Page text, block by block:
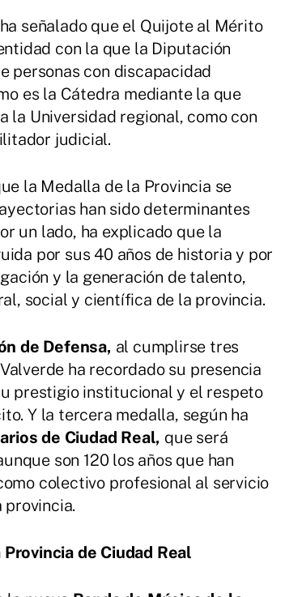
señalado que el Quijote al Mérito
con la que la Diputación
personas con discapacidad
es la Cátedra mediante la que
la Universidad regional, como con
judicial.
la Medalla de la Provincia se
han sido determinantes
un lado, ha explicado que la
por sus 40 años de historia y por
y la generación de talento,
social y científica de la provincia.
de Defensa, al cumplirse tres
ha recordado su presencia
prestigio institucional y el respeto
Y la tercera medalla, según ha
de Ciudad Real, que será
son 120 los años que han
colectivo profesional al servicio
de Ciudad Real